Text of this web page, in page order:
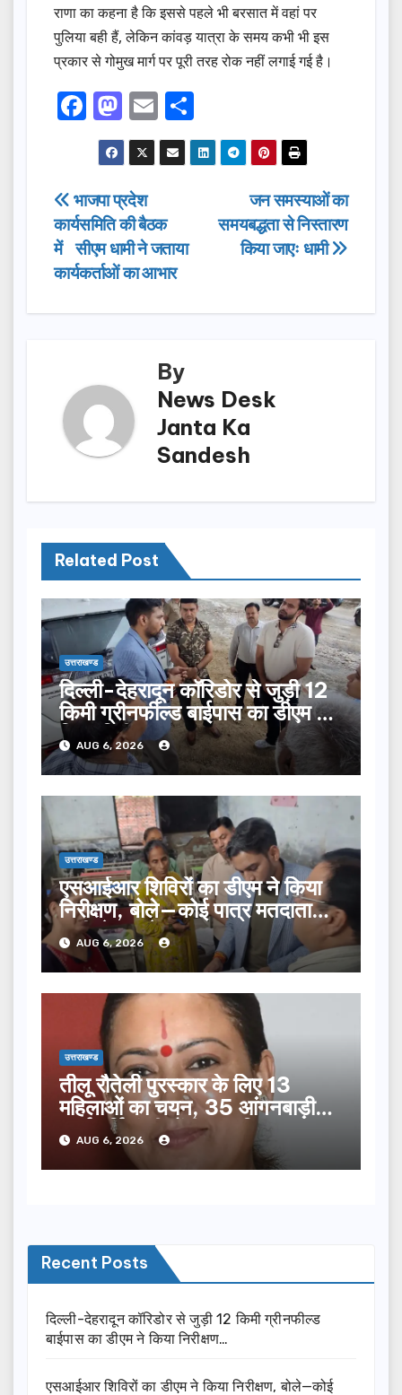
राणा का कहना है कि इससे पहले भी बरसात में वहां पर
पुलिया बही हैं, लेकिन कांवड़ यात्रा के समय कभी भी इस
प्रकार से गोमुख मार्ग पर पूरी तरह रोक नहीं लगाई गई है।
F
a
c
e
b
o
o
k
M
a
st
o
d
o
n
E
m
ail
h
ar
Post
navigation
जन समस्याओं का
समयबद्धता से निस्तारण
किया जाएः धामी
भाजपा प्रदेश
कार्यसमिति की बैठक
में सीएम धामी ने जताया
कार्यकर्ताओं का आभार
By
News Desk
Janta Ka
Sandesh
Related Post
उत्तराखण्ड
दिल्ली-देहरादून कॉरिडोर से जुड़ी 12
किमी ग्रीनफील्ड बाईपास का डीएम ने
किया निरीक्षण…
AUG 6, 2026
उत्तराखण्ड
एसआईआर शिविरों का डीएम ने किया
निरीक्षण, बोले—कोई पात्र मतदाता
सूची से न छूटे…
AUG 6, 2026
उत्तराखण्ड
तीलू रौतेली पुरस्कार के लिए 13
महिलाओं का चयन, 35 आंगनबाड़ी
कार्यकर्तियां भी होंगी सम्मानित…
AUG 6, 2026
Recent Posts
दिल्ली-देहरादून कॉरिडोर से जुड़ी 12 किमी ग्रीनफील्ड
बाईपास का डीएम ने किया निरीक्षण…
एसआईआर शिविरों का डीएम ने किया निरीक्षण, बोले—कोई